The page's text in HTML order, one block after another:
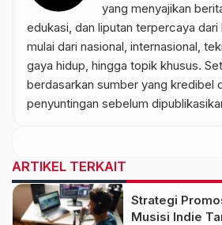
yang menyajikan
edukasi, dan liputan terpercaya
mulai dari nasional, internasional,
gaya hidup, hingga topik khusus.
berdasarkan sumber yang kredibel
penyuntingan sebelum
ARTIKEL TERKAIT
Strategi
Musisi Indie